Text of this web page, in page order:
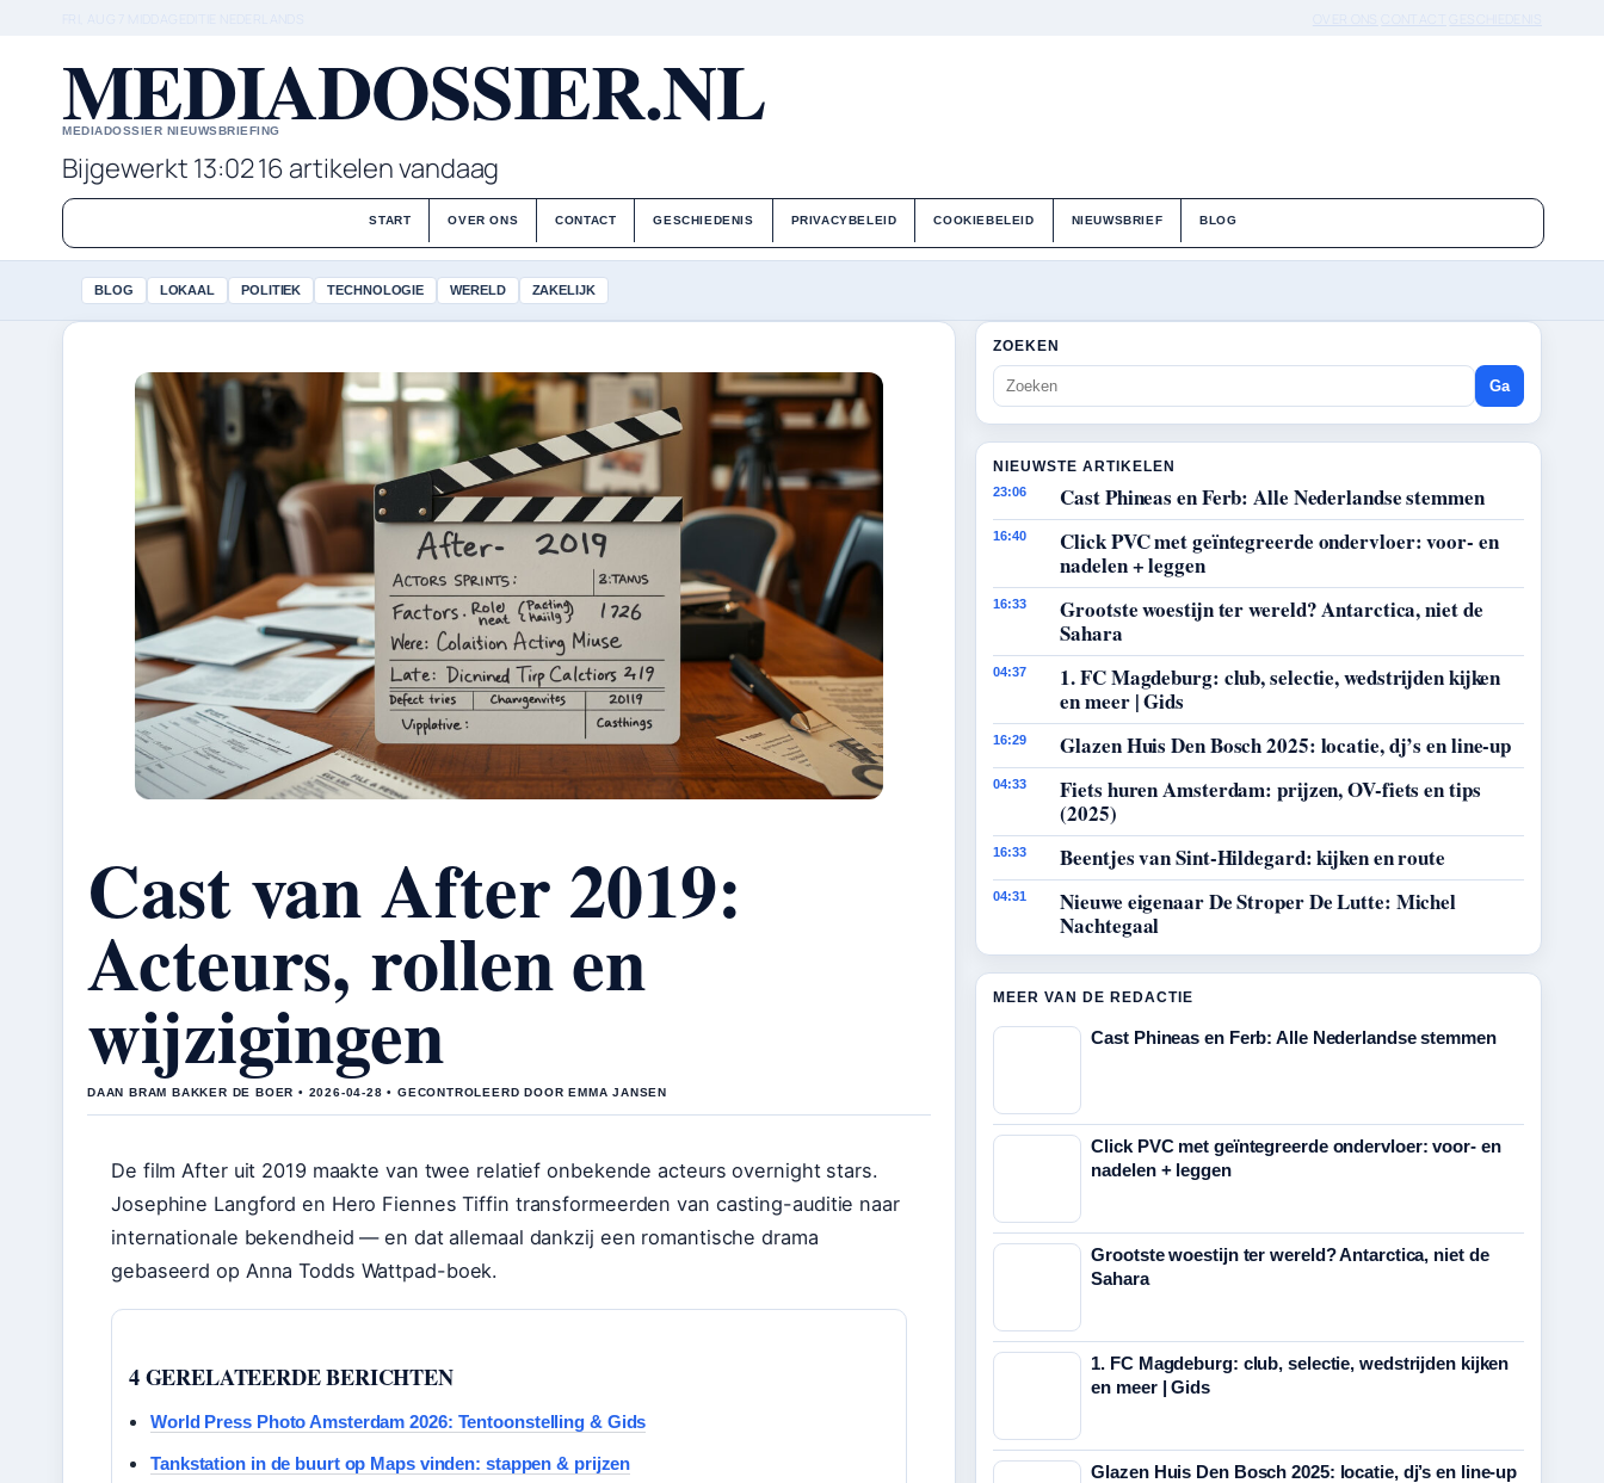
FRI, AUG 7 MIDDAGEDITIE NEDERLANDS OVER ONS CONTACT
MEDIADOSSIER.NL
MEDIADOSSIER NIEUWSBRIEFING
Bijgewerkt 13:0216 artikelen vandaag
START OVER ONS CONTACT GESCHIEDENIS PRIVACYBELEID COOKIEBELEID NIEUWSBRIEF BLOG
BLOG LOKAAL POLITIEK TECHNOLOGIE WERELD ZAKELIJK
Cast van After 2019:
Acteurs, rollen en
wijzigingen
DAAN BRAM BAKKER DE BOER • 2026-04-28 • GECONTROLEERD DOOR EMMA JANSEN
De film After uit 2019 maakte van twee relatief onbekende acteurs overnight stars.
Josephine Langford en Hero Fiennes Tiffin transformeerden van casting-auditie naar
internationale bekendheid — en dat allemaal dankzij een romantische drama
gebaseerd op Anna Todds Wattpad-boek.
4 GERELATEERDE BERICHTEN
World Press Photo Amsterdam 2026: Tentoonstelling & Gids
Tankstation in de buurt op Maps vinden: stappen & prijzen
ZOEKEN
Ga
NIEUWSTE ARTIKELEN
23:06 Cast Phineas en Ferb: Alle Nederlandse stemmen
16:40
Click PVC met geïntegreerde ondervloer: voor- en
nadelen + leggen
16:33
Grootste woestijn ter wereld? Antarctica, niet de
Sahara
04:37
1. FC Magdeburg: club, selectie, wedstrijden kijken
en meer | Gids
16:29 Glazen Huis Den Bosch 2025: locatie, dj’s en line-up
04:33
Fiets huren Amsterdam: prijzen, OV-fiets en tips
(2025)
16:33 Beentjes van Sint-Hildegard: kijken en route
04:31
Nieuwe eigenaar De Stroper De Lutte: Michel
Nachtegaal
MEER VAN DE REDACTIE
Cast Phineas en Ferb: Alle Nederlandse stemmen
Click PVC met geïntegreerde ondervloer: voor- en
nadelen + leggen
Grootste woestijn ter wereld? Antarctica, niet de
Sahara
1. FC Magdeburg: club, selectie, wedstrijden kijken
en meer | Gids
Glazen Huis Den Bosch 2025: locatie, dj’s en line-up